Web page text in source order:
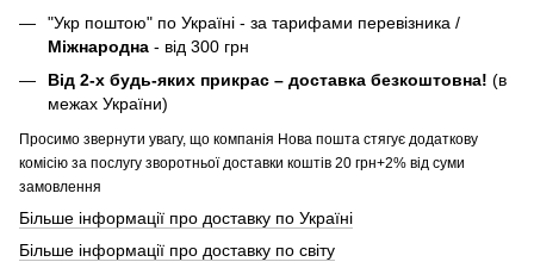
"Укр поштою" по Україні - за тарифами перевізника /
Міжнародна - від 300 грн
Від 2-х будь-яких прикрас – доставка безкоштовна! (в
межах України)
Просимо звернути увагу, що компанія Нова пошта стягує додаткову
комісію за послугу зворотньої доставки коштів 20 грн+2% від суми
замовлення
Більше інформації про доставку по Україні
Більше інформації про доставку по світу